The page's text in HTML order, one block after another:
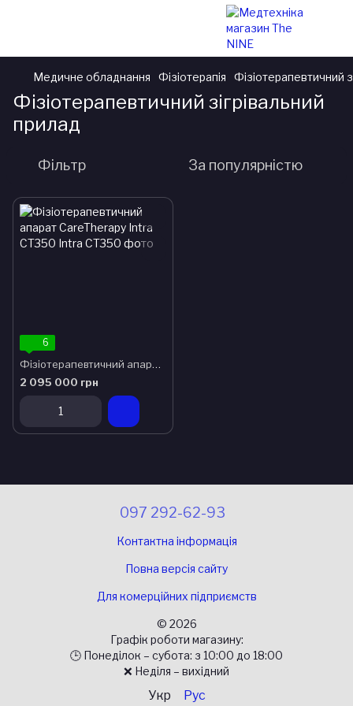
Медичне обладнання Фізіотерапія Фізіотерапевтичний
Фізіотерапевтичний зігрівальний
прилад
Фільтр За популярністю
6
Фізіотерапевтичний апарат CareTherapy Intra CT350
2 095 000 грн
097 292-62-93
Контактна інформація
Повна версія сайту
Для комерційних підприємств
© 2026
Графік роботи магазину:
🕒 Понеділок – субота: з 10:00 до 18:00
❌ Неділя – вихідний
Укр Рус